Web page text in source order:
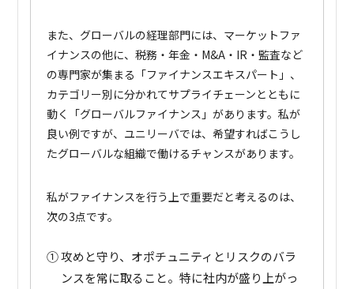
また、グローバルの経理部門には、マーケットファ
イナンスの他に、税務・年金・M&A・IR・監査など
の専門家が集まる「ファイナンスエキスパート」、
カテゴリー別に分かれてサプライチェーンとともに
動く「グローバルファイナンス」があります。私が
良い例ですが、ユニリーバでは、希望すればこうし
たグローバルな組織で働けるチャンスがあります。
私がファイナンスを行う上で重要だと考えるのは、
次の3点です。
①攻めと守り、オポチュニティとリスクのバラ
ンスを常に取ること。特に社内が盛り上がっ